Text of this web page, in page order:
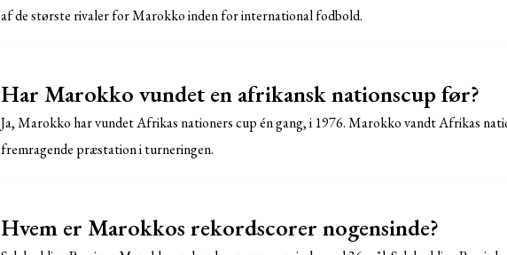
af de største rivaler for Marokko inden for international fodbold.
Har Marokko vundet en afrikansk nationscup før?
Ja, Marokko har vundet Afrikas nationers cup én gang, i 1976. Marokko vandt Afrikas
fremragende præstation i turneringen.
Hvem er Marokkos rekordscorer nogensinde?